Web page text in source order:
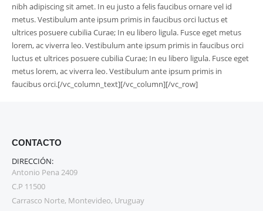
nibh adipiscing sit amet. In eu justo a felis faucibus ornare vel id
metus. Vestibulum ante ipsum primis in faucibus orci luctus et
ultrices posuere cubilia Curae; In eu libero ligula. Fusce eget metus
lorem, ac viverra leo. Vestibulum ante ipsum primis in faucibus orci
luctus et ultrices posuere cubilia Curae; In eu libero ligula. Fusce eget
metus lorem, ac viverra leo. Vestibulum ante ipsum primis in
faucibus orci.[/vc_column_text][/vc_column][/vc_row]
CONTACTO
DIRECCIÓN:
Antonio Pena 2409
C.P 11500
Carrasco Norte, Montevideo, Uruguay